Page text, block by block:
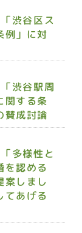
渋谷区ス
例」に対
渋谷駅周
関する条
賛成討論
多様性と
を認める
案しまし
てあげる